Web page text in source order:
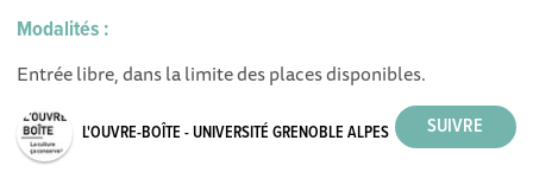
Modalités :
Entrée libre, dans la limite des places disponibles.
L'OUVRE-BOÎTE - UNIVERSITÉ GRENOBLE ALPES